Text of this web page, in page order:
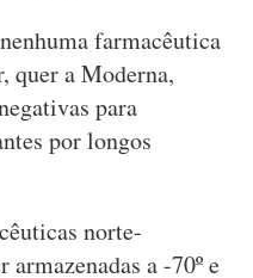
farmacêutica
quer a Moderna,
para
por longos
norte-
armazenadas a -70º e